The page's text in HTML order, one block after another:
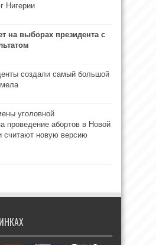
Нигерии
на выборах президента с
создали самый большой
уголовной
проведение абортов в Новой
считают новую версию